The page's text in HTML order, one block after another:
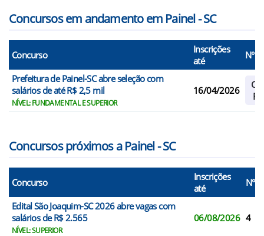
Concursos em andamento em Painel - SC
Concurso
Inscrições
até
N°
Prefeitura de Painel-SC abre seleção com
salários de até R$ 2,5 mil
NÍVEL: FUNDAMENTAL E SUPERIOR
16/04/2026
Concursos próximos a Painel - SC
Concurso
Inscrições
até
N°
Edital São Joaquim-SC 2026 abre vagas com
salários de R$ 2.565
NÍVEL: SUPERIOR
06/08/2026 4